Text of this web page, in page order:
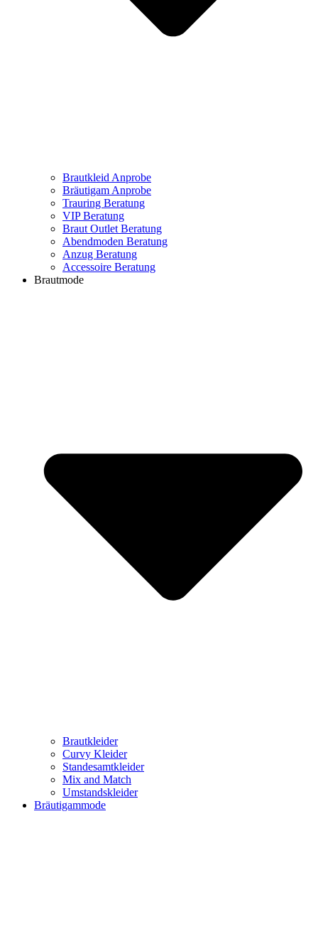
Brautkleid Anprobe
Bräutigam Anprobe
Trauring Beratung
VIP Beratung
Braut Outlet Beratung
Abendmoden Beratung
Anzug Beratung
Accessoire Beratung
Brautmode
Brautkleider
Curvy Kleider
Standesamtkleider
Mix and Match
Umstandskleider
Bräutigammode